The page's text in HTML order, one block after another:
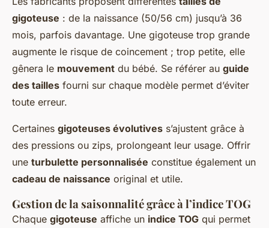
gigoteuse : de la naissance (50/56 cm) jusqu’à 36
mois, parfois davantage. Une gigoteuse trop grande
augmente le risque de coincement ; trop petite, elle
gênera le mouvement du bébé. Se référer au guide
des tailles fourni sur chaque modèle permet d’éviter
toute erreur.
Certaines gigoteuses évolutives s’ajustent grâce à
des pressions ou zips, prolongeant leur usage. Offrir
une turbulette personnalisée constitue également un
cadeau de naissance original et utile.
Gestion de la saisonnalité grâce à l’indice TOG
Chaque gigoteuse affiche un indice TOG qui permet